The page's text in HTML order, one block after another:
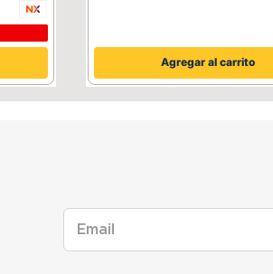
Agregar al carrito